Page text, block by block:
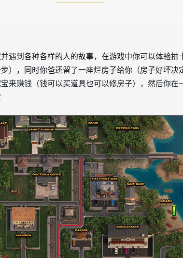
遇到各种各样的人的故事，在游戏中你可以体验
），同时你爸还留了一座烂房子给你（房子好坏
来赚钱（钱可以买道具也可以修房子），然后你